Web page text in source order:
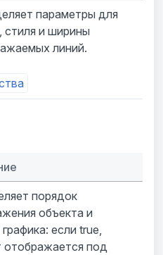
параметры для
стиля и ширины
линий.
порядок
объекта и
если true,
отображается под